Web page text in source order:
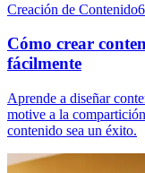
Creación de Contenido6
Cómo crear
fácilmente
Aprende a diseñar
motive a la
contenido sea un éxito.